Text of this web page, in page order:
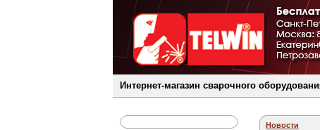
Интернет-магазин сварочного
Новости